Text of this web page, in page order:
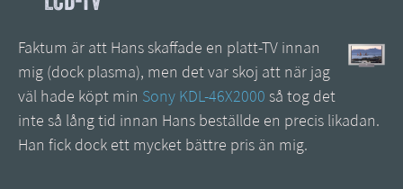
Faktum är att Hans skaffade en platt-TV innan
mig (dock plasma), men det var skoj att när jag
väl hade köpt min Sony KDL-46X2000 så tog det
inte så lång tid innan Hans beställde en precis likadan.
Han fick dock ett mycket bättre pris än mig.